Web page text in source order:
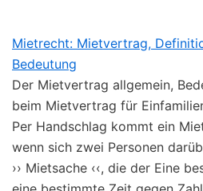
Mietrecht: Mietvertrag,
Bedeutung
Der Mietvertrag allgemein,
beim Mietvertrag für
Per Handschlag kommt ein
wenn sich zwei Personen
›› Mietsache ‹‹, die der Eine